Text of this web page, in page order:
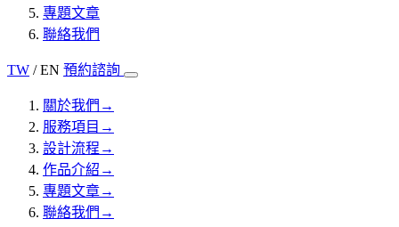
專題文章
聯絡我們
TW / EN 預約諮詢
關於我們 →
服務項目 →
設計流程 →
作品介紹 →
專題文章→
聯絡我們 →